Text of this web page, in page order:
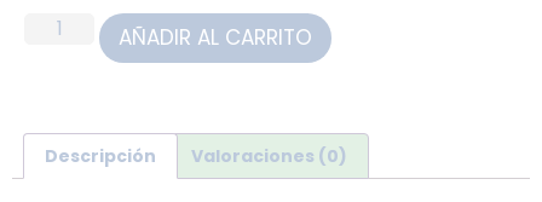
AÑADIR AL CARRITO
Descripción Valoraciones (0)